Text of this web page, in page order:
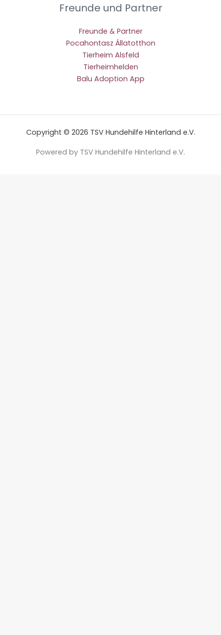
Freunde und Partner
Freunde & Partner
Pocahontasz Állatotthon
Tierheim Alsfeld
Tierheimhelden
Balu Adoption App
Copyright © 2026 TSV Hundehilfe Hinterland e.V.
Powered by TSV Hundehilfe Hinterland e.V.